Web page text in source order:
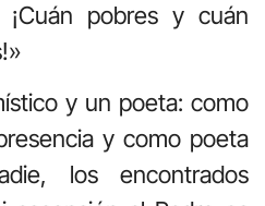
pobres y cuán
y un poeta: como
y como poeta
los encontrados